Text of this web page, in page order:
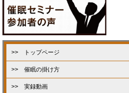
>> トップページ
>> 催眠の掛け方
>> 実録動画